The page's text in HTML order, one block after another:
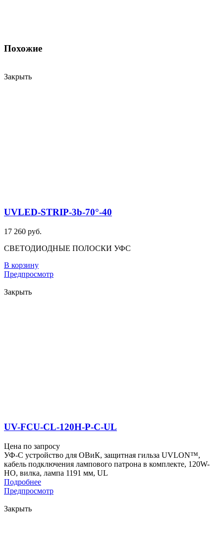
Похожие
Закрыть
UVLED-STRIP-3b-70°-40
17 260 руб.
СВЕТОДИОДНЫЕ ПОЛОСКИ УФС
В корзину
Предпросмотр
Закрыть
UV-FCU-CL-120H-P-C-UL
Цена по запросу
УФ-С устройство для ОВиК, защитная гильза UVLON™,
кабель подключения лампового патрона в комплекте, 120W-
HO, вилка, лампа 1191 мм, UL
Подробнее
Предпросмотр
Закрыть